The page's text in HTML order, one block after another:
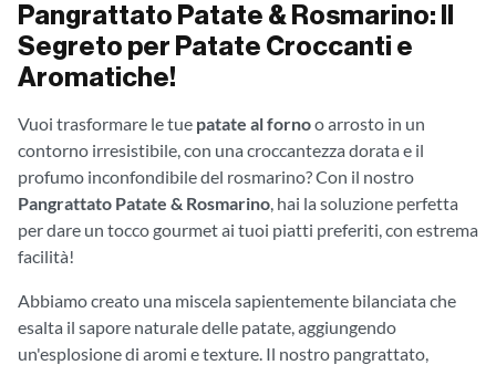
Pangrattato Patate & Rosmarino: Il
Segreto per Patate Croccanti e
Aromatiche!
Vuoi trasformare le tue patate al fornoo arrosto in un
contorno irresistibile, con una croccantezza dorata e il
profumo inconfondibile del rosmarino? Con il nostro
Pangrattato Patate & Rosmarino, hai la soluzione perfetta
per dare un tocco gourmet ai tuoi piatti preferiti, con estrema
facilità!
Abbiamo creato una miscela sapientemente bilanciata che
esalta il sapore naturale delle patate, aggiungendo
un'esplosione di aromi e texture. Il nostro pangrattato,